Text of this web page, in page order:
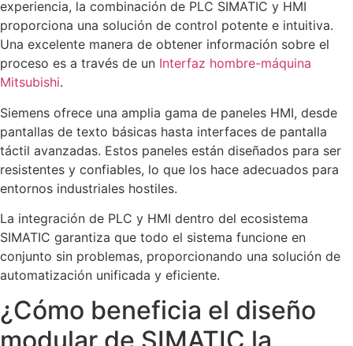
experiencia, la combinación de PLC SIMATIC y HMI
proporciona una solución de control potente e intuitiva.
Una excelente manera de obtener información sobre el
proceso es a través de un Interfaz hombre-máquina
Mitsubishi.
Siemens ofrece una amplia gama de paneles HMI, desde
pantallas de texto básicas hasta interfaces de pantalla
táctil avanzadas. Estos paneles están diseñados para ser
resistentes y confiables, lo que los hace adecuados para
entornos industriales hostiles.
La integración de PLC y HMI dentro del ecosistema
SIMATIC garantiza que todo el sistema funcione en
conjunto sin problemas, proporcionando una solución de
automatización unificada y eficiente.
¿Cómo beneficia el diseño